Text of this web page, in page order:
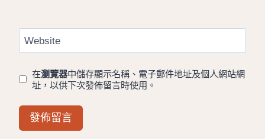
Website
在瀏覽器中儲存顯示名稱、電子郵件地址及個人網站網
址，以供下次發佈留言時使用。